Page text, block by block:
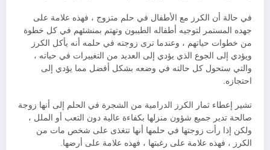
في حالة أن الكرز مع الأطفال في حلم متزوج ، فهذه علامة على
جهده المستمر لتوجيه أطفاله الطيبون وتهتم بمنشئهم في كل خطوة
من خطوات حياتهم ، وعندما ترى زوجته في حلمه أنه يأكل الكرز
ويؤدي إلى الجوع الذي يؤدي إلى العديد من التغييرات في حياته ،
والتي ستحول كل حالته في وضعه بشكل أفضل مما يؤدي إلى
احتجازه.
تشير إعطاء ثمار الكرز الدرامية من الشجرة في الحلم إلى أنها زوجة
صالحة تدير جميع شؤون منزلها بكفاءة عالية دون التعب أو الملل ،
ولكن إذا رأت زوجتها في حلمها أنها تتغذى على شخص مات من
الكرز ، فهذه علامة على رغبتها ، فهذه علامة على أرضها.